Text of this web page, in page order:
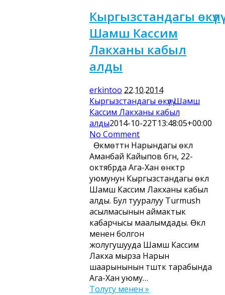
Кыргызстандагы өкүлү
Шамш Кассим
Лакханы кабыл
алды
erkintoo 22.10.2014
Кыргызстандагы өкүлү Шамш
Кассим Лакханы кабыл
алды2014-10-22T13:48:05+00:00
No Comment
Өкмөттүн Нарындагы өкүлү
Аманбай Кайыпов бүгүн, 22-
октябрда Ага-Хан өнүктүрүү
уюмунун Кыргызстандагы өкүлү
Шамш Кассим Лакханы кабыл
алды. Бул тууралуу Turmush
асылмасынын аймактык
кабарчысы маалымдады. Өкүл
менен болгон
жолугушууда Шамш Кассим
Лакха мырза Нарын
шаарынынын түштүк тарабында
Ага-Хан уюму…
Толугу менен »